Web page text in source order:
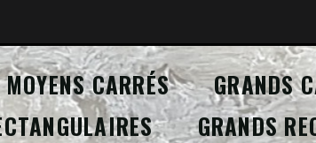
MOYENS CARRÉS
GRANDS
GRANDS